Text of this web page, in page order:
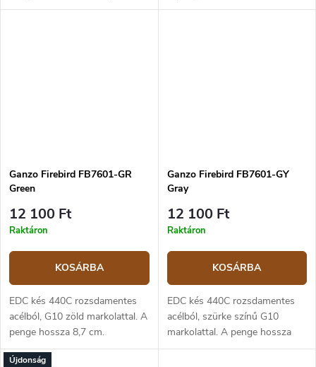
hossza 17 cm. Markolat
Ganzo Firebird FB7601-GR
Green
12 100 Ft
Raktáron
KOSÁRBA
EDC kés 440C rozsdamentes
acélból, G10 zöld markolattal. A
penge hossza 8,7 cm.
Ganzo Firebird FB7601-GY
Gray
12 100 Ft
Raktáron
KOSÁRBA
EDC kés 440C rozsdamentes
acélból, szürke színű G10
markolattal. A penge hossza
8,7 cm.
Újdonság